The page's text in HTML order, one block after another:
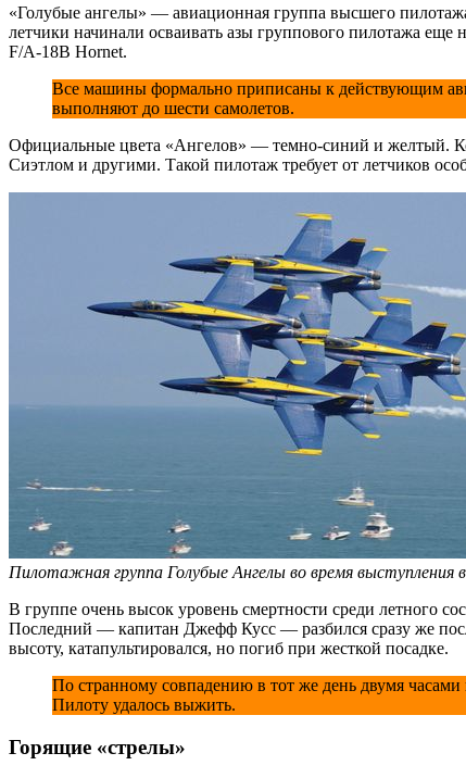
«Голубые ангелы» — авиационная группа высшего
летчики начинали осваивать азы группового пилотажа
F/A-18B Hornet.
Все машины формально приписаны к действующим
выполняют до шести самолетов.
Официальные цвета «Ангелов» — темно-синий и желтый.
Сиэтлом и другими. Такой пилотаж требует от летчиков
Пилотажная группа Голубые Ангелы во время
В группе очень высок уровень смертности среди летного
Последний — капитан Джефф Кусс — разбился сразу же
высоту, катапультировался, но погиб при жесткой посадке.
По странному совпадению в тот же день двумя
Пилоту удалось выжить.
Горящие «стрелы»